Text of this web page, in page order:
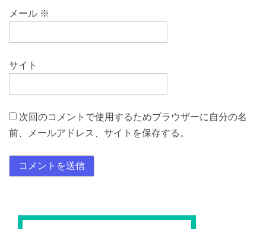
メール ※
サイト
次回のコメントで使用するためブラウザーに自分の名
前、メールアドレス、サイトを保存する。